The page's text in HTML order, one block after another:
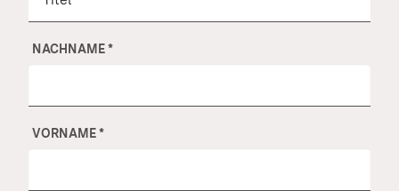
NACHNAME*
VORNAME*